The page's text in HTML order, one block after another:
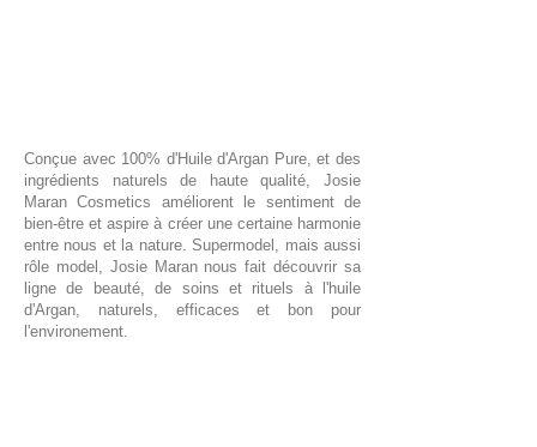
Conçue avec 100% d'Huile d'Argan Pure, et des
ingrédients naturels de haute qualité, Josie
Maran Cosmetics améliorent le sentiment de
bien-être et aspire à créer une certaine harmonie
entre nous et la nature. Supermodel, mais aussi
rôle model, Josie Maran nous fait découvrir sa
ligne de beauté, de soins et rituels à l'huile
d'Argan, naturels, efficaces et bon pour
l'environement.